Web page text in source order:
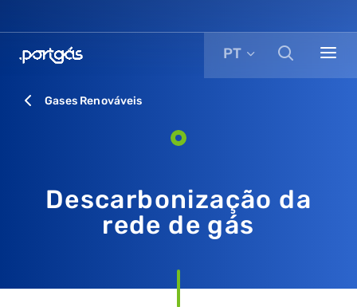
PT
Gases Renováveis
Descarbonização da
rede de gás